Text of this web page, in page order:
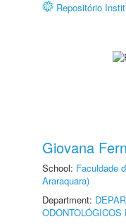
Repositório
Giovana
School: Faculdade
Araraquara)
Department: